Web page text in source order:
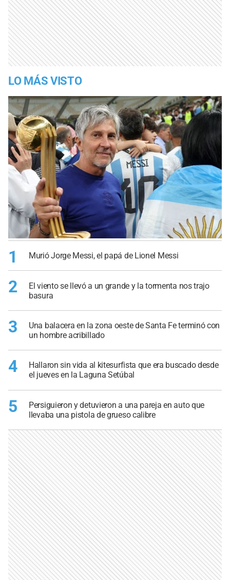
LO MÁS VISTO
1 Murió Jorge Messi, el papá de Lionel Messi
2
El viento se llevó a un grande y la tormenta nos trajo
basura
3
Una balacera en la zona oeste de Santa Fe terminó con
un hombre acribillado
4
Hallaron sin vida al kitesurfista que era buscado desde
el jueves en la Laguna Setúbal
5
Persiguieron y detuvieron a una pareja en auto que
llevaba una pistola de grueso calibre